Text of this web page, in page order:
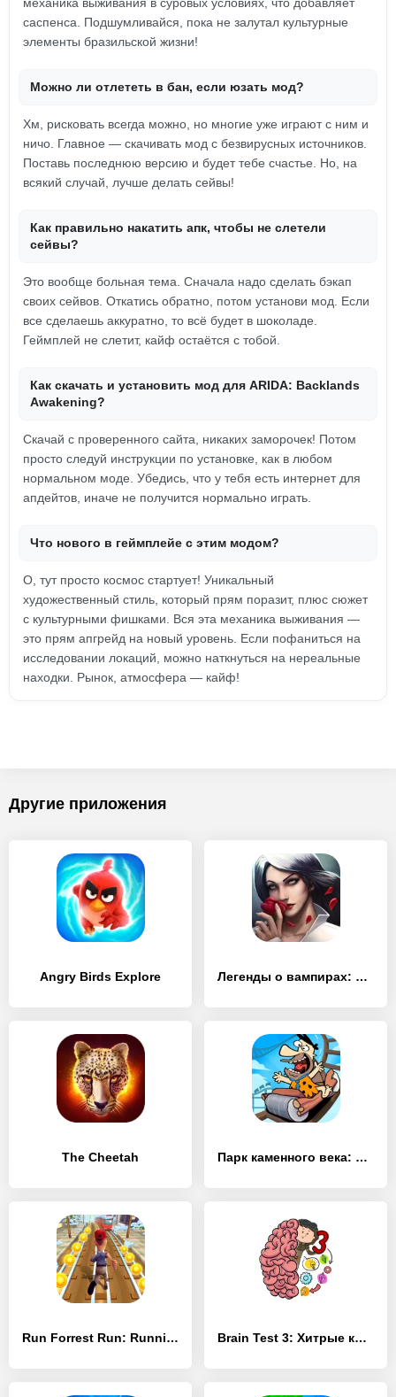
саспенса. Подшумливайся, пока не залутал культурные
элементы бразильской жизни!
Можно ли отлететь в бан, если юзать мод?
Хм, рисковать всегда можно, но многие уже играют с ним и
ничо. Главное — скачивать мод с безвирусных источников.
Поставь последнюю версию и будет тебе счастье. Но, на
всякий случай, лучше делать сейвы!
Как правильно накатить апк, чтобы не слетели
сейвы?
Это вообще больная тема. Сначала надо сделать бэкап
своих сейвов. Откатись обратно, потом установи мод. Если
все сделаешь аккуратно, то всё будет в шоколаде.
Геймплей не слетит, кайф остаётся с тобой.
Как скачать и установить мод для ARIDA: Backlands
Awakening?
Скачай с проверенного сайта, никаких заморочек! Потом
просто следуй инструкции по установке, как в любом
нормальном моде. Убедись, что у тебя есть интернет для
апдейтов, иначе не получится нормально играть.
Что нового в геймплейе с этим модом?
О, тут просто космос стартует! Уникальный
художественный стиль, который прям поразит, плюс сюжет
с культурными фишками. Вся эта механика выживания —
это прям апгрейд на новый уровень. Если пофаниться на
исследовании локаций, можно наткнуться на нереальные
находки. Рынок, атмосфера — кайф!
Другие приложения
Angry Birds Explore Легенды о вампирах: Тайны Кисиловы (Full)
The Cheetah Парк каменного века: Доисторический магнат
Run Forrest Run: Running Games Brain Test 3: Xитрые квесты